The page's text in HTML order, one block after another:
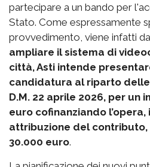
partecipare a un bando per
Stato. Come espressamente
provvedimento, viene infatti
ampliare il sistema di
città, Asti intende
candidatura al riparto
D.M. 22 aprile 2026, per un
euro cofinanziando l’opera,
attribuzione del contributo,
30.000 euro.